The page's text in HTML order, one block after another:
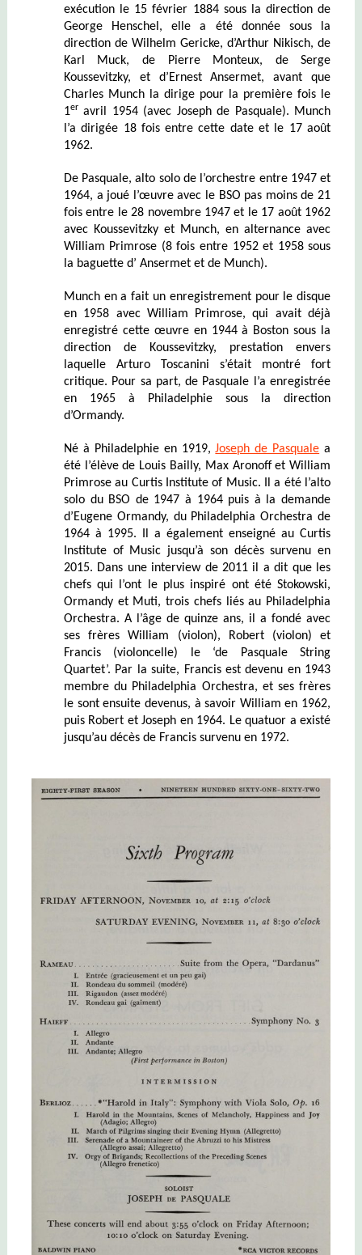
exécution le 15 février 1884 sous la direction de
George Henschel, elle a été donnée sous la
direction de Wilhelm Gericke, d’Arthur Nikisch, de
Karl Muck, de Pierre Monteux, de Serge
Koussevitzky, et d’Ernest Ansermet, avant que
Charles Munch la dirige pour la première fois le
1er avril 1954 (avec Joseph de Pasquale). Munch
l’a dirigée 18 fois entre cette date et le 17 août
1962.
De Pasquale, alto solo de l’orchestre entre 1947 et
1964, a joué l’œuvre avec le BSO pas moins de 21
fois entre le 28 novembre 1947 et le 17 août 1962
avec Koussevitzky et Munch, en alternance avec
William Primrose (8 fois entre 1952 et 1958 sous
la baguette d’ Ansermet et de Munch).
Munch en a fait un enregistrement pour le disque
en 1958 avec William Primrose, qui avait déjà
enregistré cette œuvre en 1944 à Boston sous la
direction de Koussevitzky, prestation envers
laquelle Arturo Toscanini s’était montré fort
critique. Pour sa part, de Pasquale l’a enregistrée
en 1965 à Philadelphie sous la direction
d’Ormandy.
Né à Philadelphie en 1919,Joseph de Pasquale a
été l’élève de Louis Bailly, Max Aronoff et William
Primrose au Curtis Institute of Music. Il a été l’alto
solo du BSO de 1947 à 1964 puis à la demande
d’Eugene Ormandy, du Philadelphia Orchestra de
1964 à 1995. Il a également enseigné au Curtis
Institute of Music jusqu’à son décès survenu en
2015. Dans une interview de 2011 il a dit que les
chefs qui l’ont le plus inspiré ont été Stokowski,
Ormandy et Muti, trois chefs liés au Philadelphia
Orchestra. A l’âge de quinze ans, il a fondé avec
ses frères William (violon), Robert (violon) et
Francis (violoncelle) le ‘de Pasquale String
Quartet’. Par la suite, Francis est devenu en 1943
membre du Philadelphia Orchestra, et ses frères
le sont ensuite devenus, à savoir William en 1962,
puis Robert et Joseph en 1964. Le quatuor a existé
jusqu’au décès de Francis survenu en 1972.